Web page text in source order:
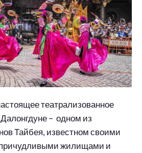
театрализованное
– одном из
Тайбея, известном своими
жилищами и